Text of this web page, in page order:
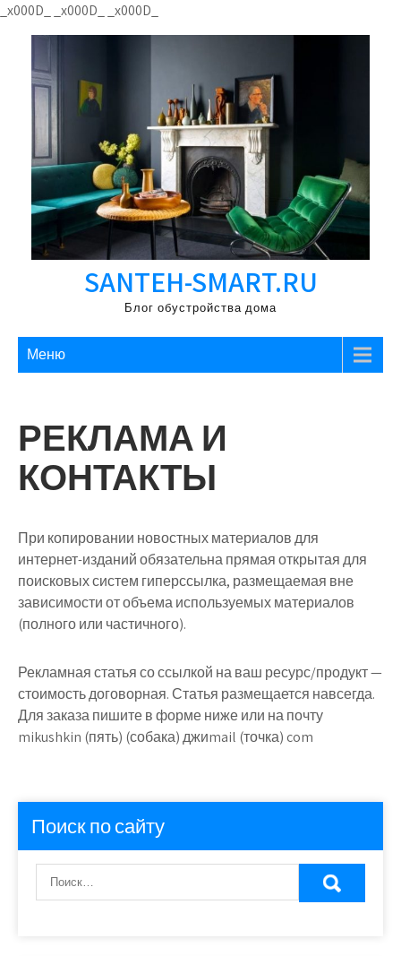
_x000D_ _x000D_ _x000D_
к
SANTEH-SMART.RU
Блог обустройства дома
Меню
РЕКЛАМА И
КОНТАКТЫ
При копировании новостных материалов для
интернет-изданий обязательна прямая открытая для
поисковых систем гиперссылка, размещаемая вне
зависимости от объема используемых материалов
(полного или частичного).
Рекламная статья со ссылкой на ваш ресурс/продукт —
стоимость договорная. Статья размещается навсегда.
Для заказа пишите в форме ниже или на почту
mikushkin (пять) (собака) джиmail (точка) com
Поиск по сайту